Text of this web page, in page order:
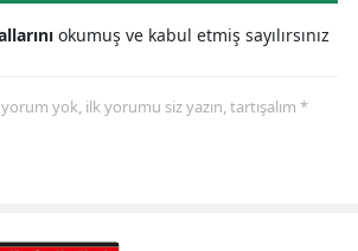
Yozgat
okumuş ve kabul etmiş sayılırsınız
yok, ilk yorumu siz yazın, tartışalım *